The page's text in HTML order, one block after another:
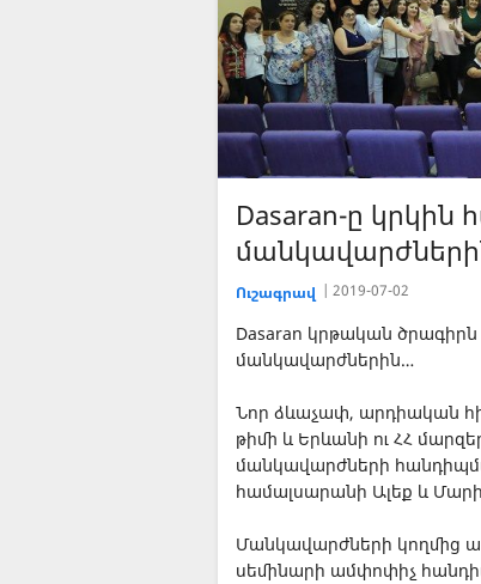
Dasaran-ը
Ուշագրավ 2019-07-02
Dasaran կրթական
մանկավարժներին…
Նոր ձևաչափ, արդիական
թիմի և Երևանի ու ՀՀ
մանկավարժների
համալսարանի Ալեք և
Մանկավարժների կողմից
սեմինարի ամփոփիչ